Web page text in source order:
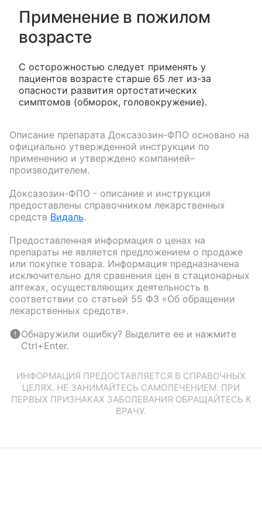
Применение в пожилом
возрасте
С осторожностью следует применять у
пациентов возрасте старше 65 лет из-за
опасности развития ортостатических
симптомов (обморок, головокружение).
Описание препарата Доксазозин-ФПО основано на
официально утвержденной инструкции по
применению и утверждено компанией–
производителем.
Доксазозин-ФПО - описание и инструкция
предоставлены справочником лекарственных
средств Видаль.
Предоставленная информация о ценах на
препараты не является предложением о продаже
или покупке товара. Информация предназначена
исключительно для сравнения цен в стационарных
аптеках, осуществляющих деятельность в
соответствии со статьей 55 ФЗ «Об обращении
лекарственных средств».
Обнаружили ошибку? Выделите ее и нажмите
Ctrl+Enter.
ИНФОРМАЦИЯ ПРЕДОСТАВЛЯЕТСЯ В СПРАВОЧНЫХ
ЦЕЛЯХ. НЕ ЗАНИМАЙТЕСЬ САМОЛЕЧЕНИЕМ. ПРИ
ПЕРВЫХ ПРИЗНАКАХ ЗАБОЛЕВАНИЯ ОБРАЩАЙТЕСЬ К
ВРАЧУ.